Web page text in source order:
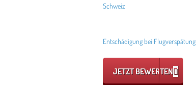
Schweiz
Entschädigung bei Flugverspätung
JETZT BEWERTEN